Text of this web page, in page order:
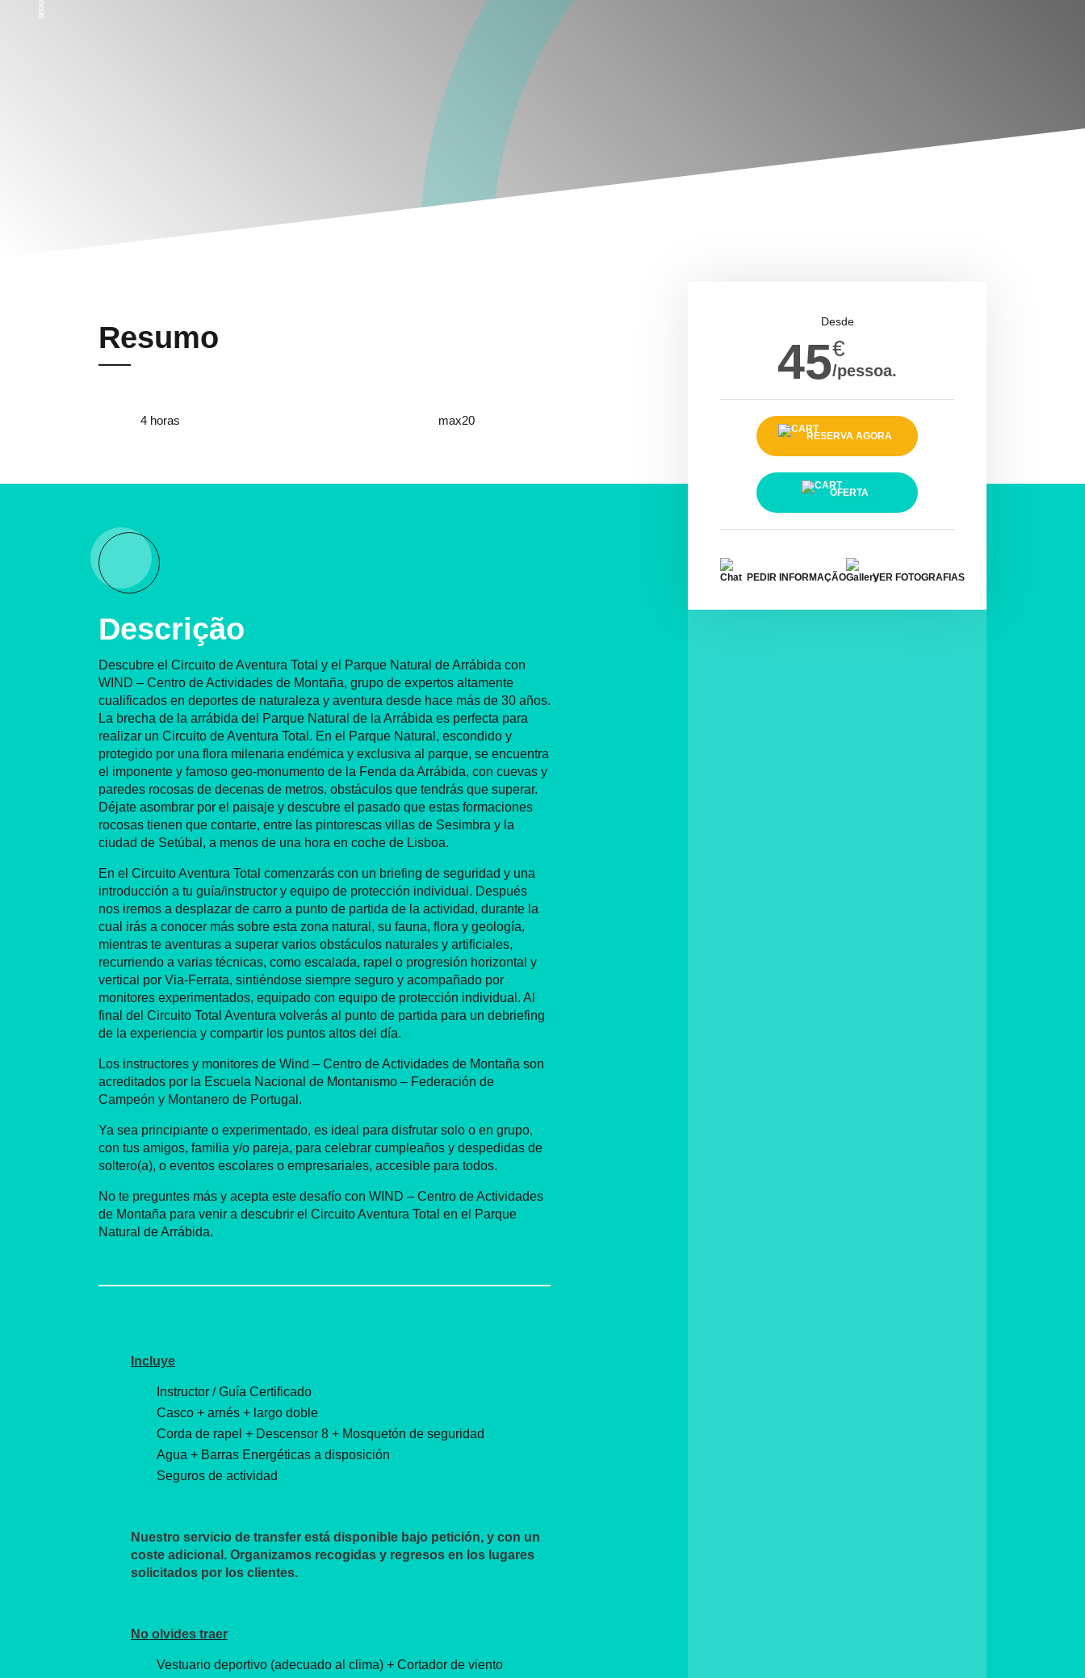
Desde
45€
/pessoa.
RESERVA AGORA
OFERTA
PEDIR INFORMAÇÃO VER FOTOGRAFIAS
Resumo
4 horas max20
Descrição
Descubre el Circuito de Aventura Total y el Parque Natural de Arrábida con
WIND – Centro de Actividades de Montaña, grupo de expertos altamente
cualificados en deportes de naturaleza y aventura desde hace más de 30 años.
La brecha de la arrábida del Parque Natural de la Arrábida es perfecta para
realizar un Circuito de Aventura Total. En el Parque Natural, escondido y
protegido por una flora milenaria endémica y exclusiva al parque, se encuentra
el imponente y famoso geo-monumento de la Fenda da Arrábida, con cuevas y
paredes rocosas de decenas de metros, obstáculos que tendrás que superar.
Déjate asombrar por el paisaje y descubre el pasado que estas formaciones
rocosas tienen que contarte, entre las pintorescas villas de Sesimbra y la
ciudad de Setúbal, a menos de una hora en coche de Lisboa.
En el Circuito Aventura Total comenzarás con un briefing de seguridad y una
introducción a tu guía/instructor y equipo de protección individual. Después
nos iremos a desplazar de carro a punto de partida de la actividad, durante la
cual irás a conocer más sobre esta zona natural, su fauna, flora y geología,
mientras te aventuras a superar varios obstáculos naturales y artificiales,
recurriendo a varias técnicas, como escalada, rapel o progresión horizontal y
vertical por Via-Ferrata, sintiéndose siempre seguro y acompañado por
monitores experimentados, equipado con equipo de protección individual. Al
final del Circuito Total Aventura volverás al punto de partida para un debriefing
de la experiencia y compartir los puntos altos del día.
Los instructores y monitores de Wind – Centro de Actividades de Montaña son
acreditados por la Escuela Nacional de Montanismo – Federación de
Campeón y Montanero de Portugal.
Ya sea principiante o experimentado, es ideal para disfrutar solo o en grupo,
con tus amigos, familia y/o pareja, para celebrar cumpleaños y despedidas de
soltero(a), o eventos escolares o empresariales, accesible para todos.
No te preguntes más y acepta este desafío con WIND – Centro de Actividades
de Montaña para venir a descubrir el Circuito Aventura Total en el Parque
Natural de Arrábida.
Incluye
Instructor / Guía Certificado
Casco + arnés + largo doble
Corda de rapel + Descensor 8 + Mosquetón de seguridad
Agua + Barras Energéticas a disposición
Seguros de actividad
Nuestro servicio de transfer está disponible bajo petición, y con un
coste adicional. Organizamos recogidas y regresos en los lugares
solicitados por los clientes.
No olvides traer
Vestuario deportivo (adecuado al clima) + Cortador de viento